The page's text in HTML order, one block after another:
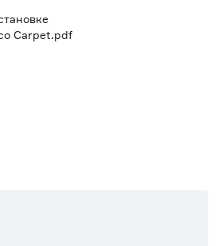
2.5
Carpet.pdf